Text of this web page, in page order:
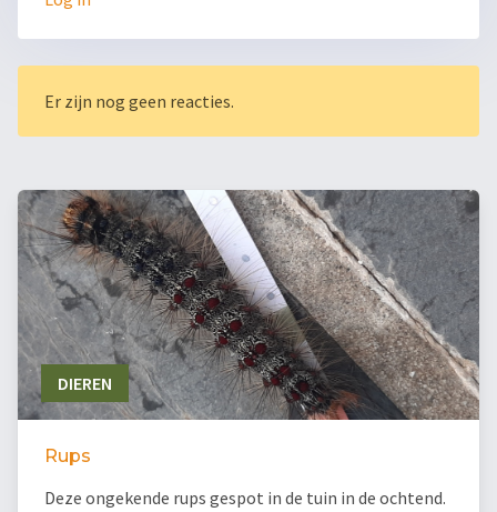
Er zijn nog geen reacties.
DIEREN
Rups
Deze ongekende rups gespot in de tuin in de ochtend.